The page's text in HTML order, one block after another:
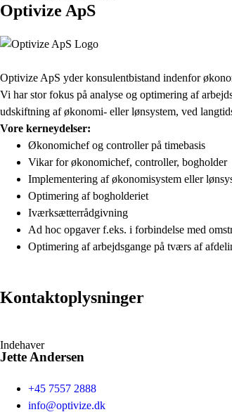
Optivize ApS
Optivize ApS yder konsulentbistand indenfor
Vi har stor fokus på analyse og optimering af
udskiftning af økonomi- eller lønsystem, ved
Vore kerneydelser:
Økonomichef og controller på timebasis
Vikar for økonomichef, controller, bogholder
Implementering af økonomisystem eller
Optimering af bogholderiet
Iværksætterrådgivning
Ad hoc opgaver f.eks. i forbindelse med
Optimering af arbejdsgange på tværs af
Kontaktoplysninger
Indehaver
Jette Andersen
+45 7557 2888
info@optivize.dk